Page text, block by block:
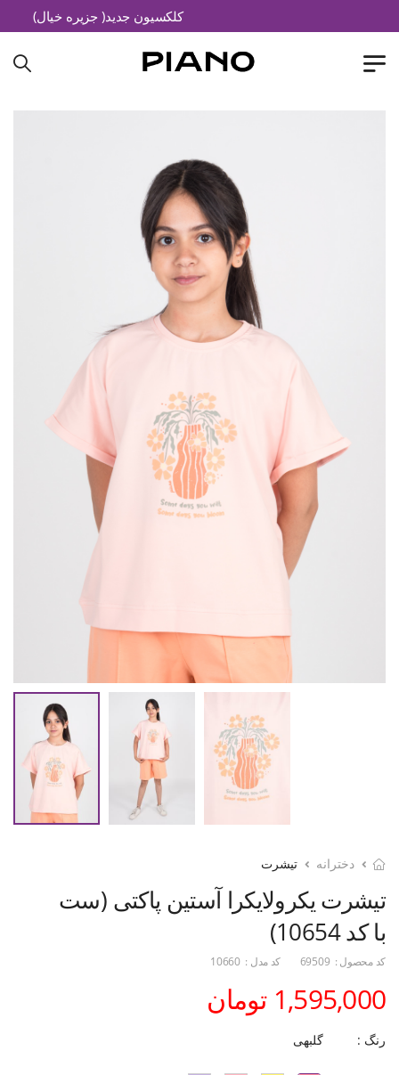
کلکسیون جدید( جزیره خیال)
دخترانه تیشرت
تیشرت یکرولایکرا آستین پاکتی (ست
با کد 10654)
کد محصول : 69509 کد مدل : 10660
1,595,000 تومان
رنگ : گلبهی